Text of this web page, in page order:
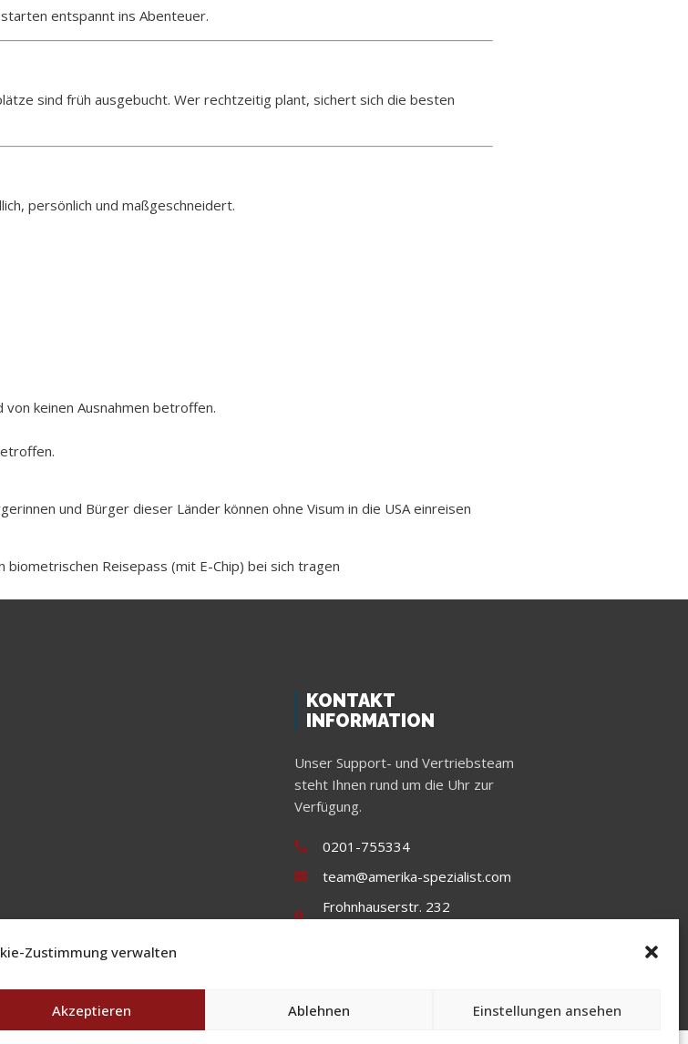
Zustimmung verwalten
Akzeptieren Ablehnen Einstellungen ansehen
entspannt ins Abenteuer.
sind früh ausgebucht. Wer rechtzeitig plant, sichert sich die besten
persönlich und maßgeschneidert.
keinen Ausnahmen betroffen.
und Bürger dieser Länder können ohne Visum in die USA einreisen
Reisepass (mit E-Chip) bei sich tragen
KONTAKT
INFORMATION
Unser Support- und Vertriebsteam
steht Ihnen rund um die Uhr zur
Verfügung.
0201-755334
team@amerika-spezialist.com
Frohnhauserstr. 232